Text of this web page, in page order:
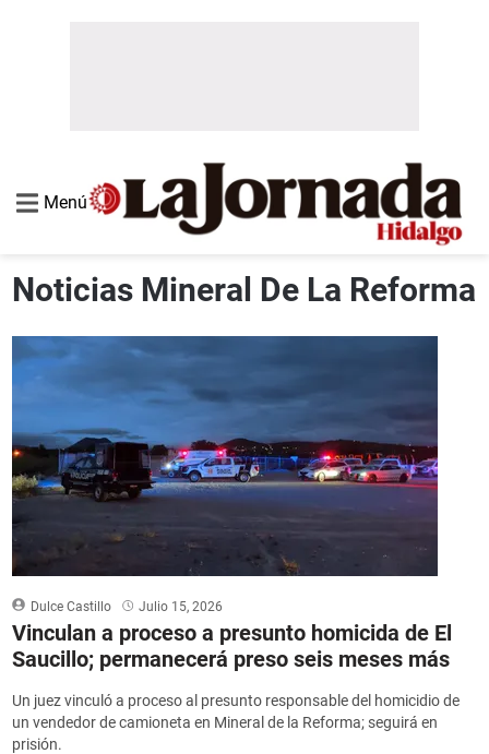
Menú
Noticias Mineral De La Reforma
Dulce Castillo Julio 15, 2026
Vinculan a proceso a presunto homicida de El
Saucillo; permanecerá preso seis meses más
Un juez vinculó a proceso al presunto responsable del homicidio de
un vendedor de camioneta en Mineral de la Reforma; seguirá en
prisión.